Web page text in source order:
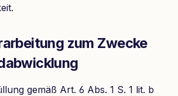
zum Zwecke
gemäß Art. 6 Abs. 1 S. 1 lit. b